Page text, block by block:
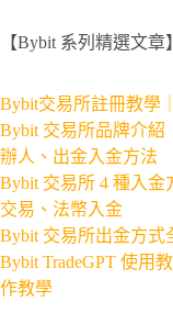
【Bybit 系列精選文章】
Bybit交易所註冊教學
Bybit 交易所品牌介紹
辦人、出金入金方法
Bybit 交易所 4 種入金
交易、法幣入金
Bybit 交易所出金方式
Bybit TradeGPT 使用
作教學